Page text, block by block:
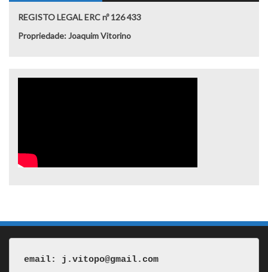
REGISTO LEGAL ERC nº 126 433
Propriedade: Joaquim Vitorino
email: j.vitopo@gmail.com